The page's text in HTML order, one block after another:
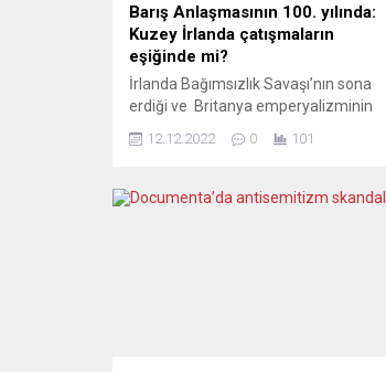
Barış Anlaşmasının 100. yılında:
Kuzey İrlanda çatışmaların
eşiğinde mi?
İrlanda Bağımsızlık Savaşı’nın sona
erdiği ve Britanya emperyalizminin
tasarlanan Büyük Britanya ve İrlanda
imzalanan “barış antlaşması“nın 100.
12.12.2022 0 101